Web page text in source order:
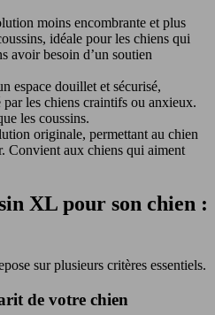
moins encombrante et plus
idéale pour les chiens qui
avoir besoin d’un soutien
espace douillet et sécurisé,
les chiens craintifs ou anxieux.
les coussins.
originale, permettant au chien
Convient aux chiens qui aiment
XL pour son chien :
sur plusieurs critères essentiels.
de votre chien